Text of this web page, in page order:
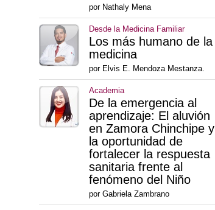
por Nathaly Mena
Desde la Medicina Familiar
Los más humano de la
medicina
por Elvis E. Mendoza Mestanza.
Academia
De la emergencia al
aprendizaje: El aluvión
en Zamora Chinchipe y
la oportunidad de
fortalecer la respuesta
sanitaria frente al
fenómeno del Niño
por Gabriela Zambrano